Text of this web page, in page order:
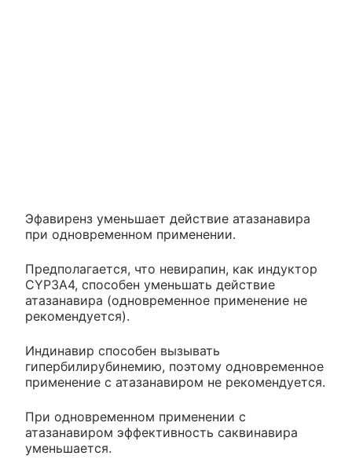
Эфавиренз уменьшает действие атазанавира
при одновременном применении.
Предполагается, что невирапин, как индуктор
CYP3A4, способен уменьшать действие
атазанавира (одновременное применение не
рекомендуется).
Индинавир способен вызывать
гипербилирубинемию, поэтому одновременное
применение с атазанавиром не рекомендуется.
При одновременном применении с
атазанавиром эффективность саквинавира
уменьшается.